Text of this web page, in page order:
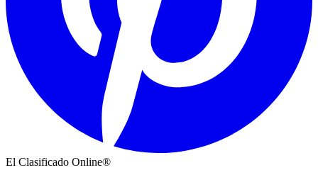
El Clasificado Online®